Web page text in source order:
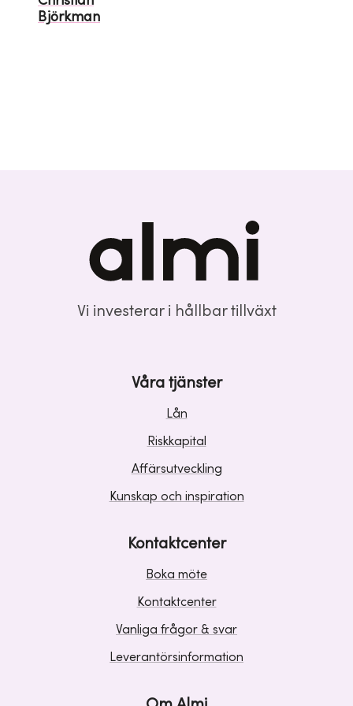
Björkman
Vi investerar i hållbar tillväxt
Våra tjänster
Lån
Riskkapital
Affärsutveckling
Kunskap och inspiration
Kontaktcenter
Boka möte
Kontaktcenter
Vanliga frågor & svar
Leverantörsinformation